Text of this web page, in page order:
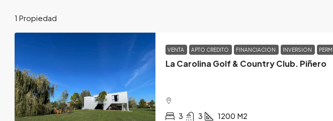
1 Propiedad
VENTA APTO CREDITO FINANCIACION INVERSION
La Carolina Golf & Country Club. Piñero
3 3 1200 M2